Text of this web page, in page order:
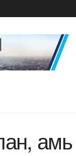
амь